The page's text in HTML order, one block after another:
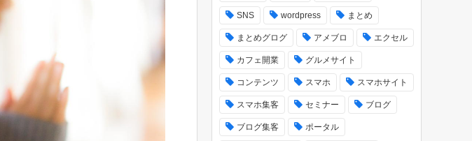
SNS wordpress まとめ
まとめグログ アメブロ エクセル
カフェ開業 グルメサイト
コンテンツ スマホ スマホサイト
スマホ集客 セミナー ブログ
ブログ集客 ポータル